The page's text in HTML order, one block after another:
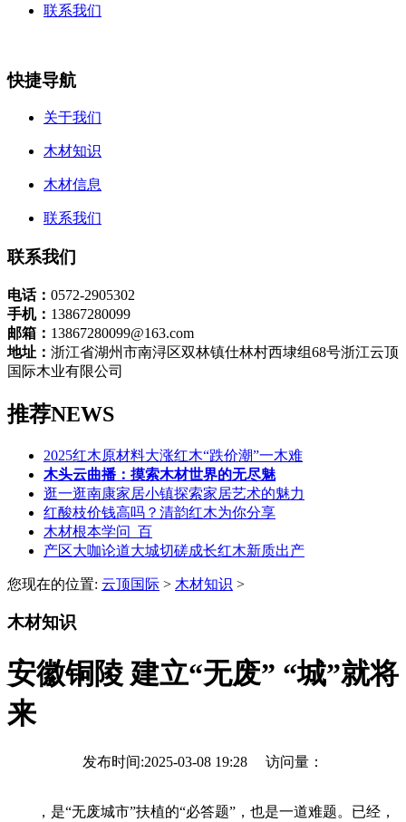
联系我们
快捷导航
关于我们
木材知识
木材信息
联系我们
联系我们
电话： 0572-2905302
手机： 13867280099
邮箱： 13867280099@163.com
地址： 浙江省湖州市南浔区双林镇仕林村西埭组68号浙江云顶
国际木业有限公司
推荐NEWS
2025红木原材料大涨红木“跌价潮”一木难
木头云曲播：摸索木材世界的无尽魅
逛一逛南康家居小镇探索家居艺术的魅力
红酸枝价钱高吗？清韵红木为你分享
木材根本学问_百
产区大咖论道大城切磋成长红木新质出产
您现在的位置: 云顶国际 > 木材知识 >
木材知识
安徽铜陵 建立“无废” “城”就将
来
发布时间:2025-03-08 19:28 访问量：
，是“无废城市”扶植的“必答题”，也是一道难题。已经，